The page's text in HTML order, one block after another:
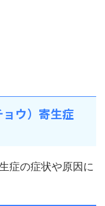
ウ）寄生症
症の症状や原因に